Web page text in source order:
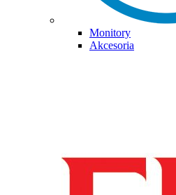
Monitory
Akcesoria